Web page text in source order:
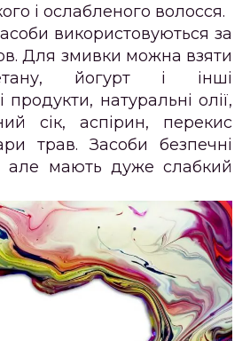
і ослабленого волосся.
використовуються за
Для змивки можна взяти
йогурт і інші
продукти, натуральні олії,
сік, аспірин, перекис
трав. Засоби безпечні
але мають дуже слабкий